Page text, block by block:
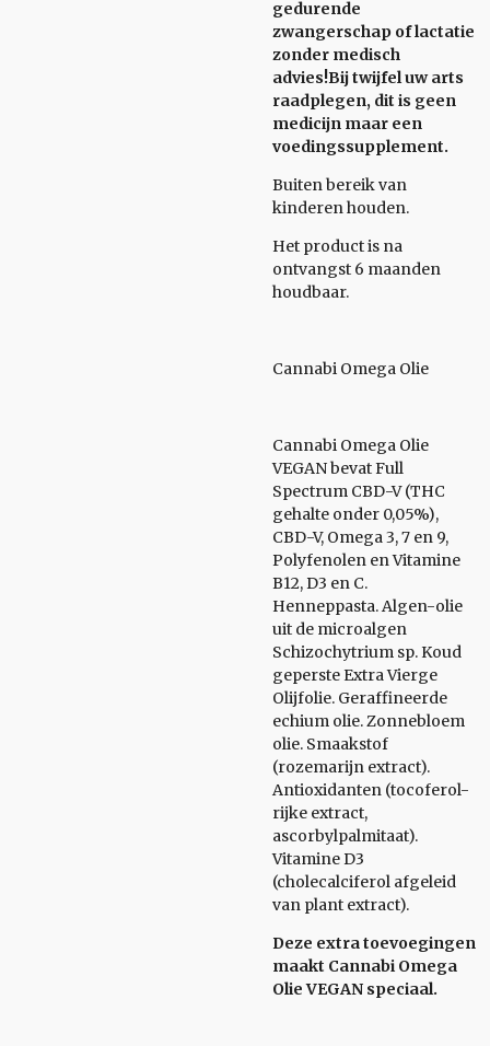
gedurende
zwangerschap of lactatie
zonder medisch
advies!Bij twijfel uw arts
raadplegen, dit is geen
medicijn maar een
voedingssupplement.
Buiten bereik van
kinderen houden.
Het product is na
ontvangst 6 maanden
houdbaar.
Cannabi Omega Olie
Cannabi Omega Olie
VEGAN bevat Full
Spectrum CBD-V (THC
gehalte onder 0,05%),
CBD-V, Omega 3, 7 en 9,
Polyfenolen en Vitamine
B12, D3 en C.
Henneppasta. Algen-olie
uit de microalgen
Schizochytrium sp. Koud
geperste Extra Vierge
Olijfolie. Geraffineerde
echium olie. Zonnebloem
olie. Smaakstof
(rozemarijn extract).
Antioxidanten (tocoferol-
rijke extract,
ascorbylpalmitaat).
Vitamine D3
(cholecalciferol afgeleid
van plant extract).
Deze extra toevoegingen
maakt Cannabi Omega
Olie VEGAN speciaal.